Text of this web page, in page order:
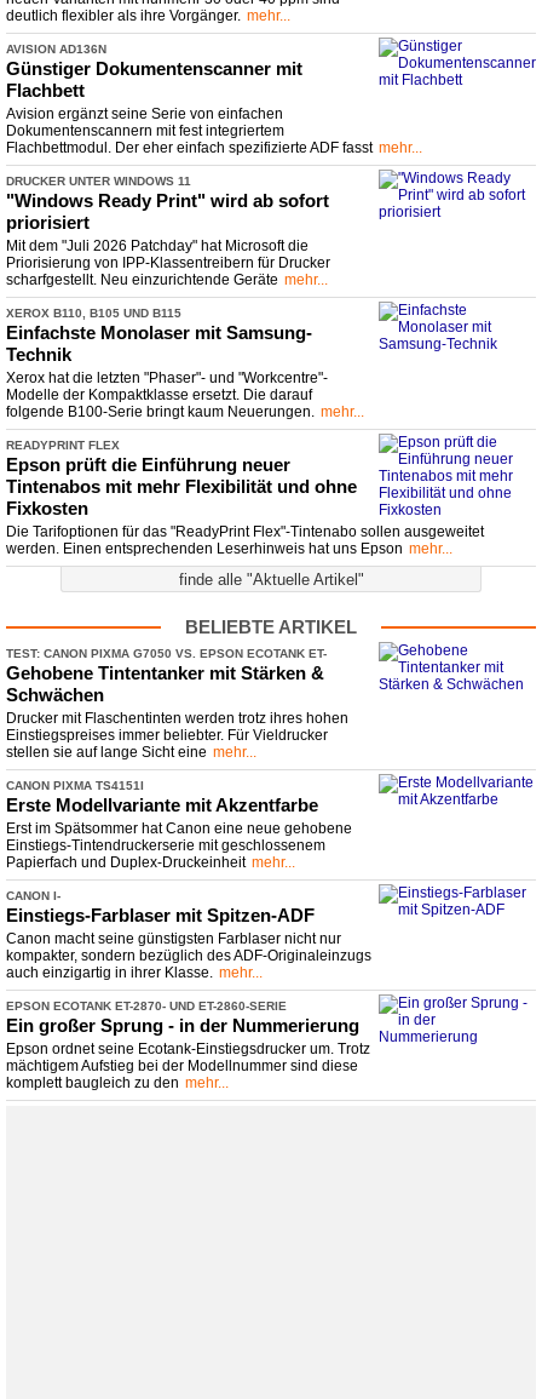
deutlich flexibler als ihre Vorgänger. mehr...
AVISION AD136N
Günstiger Dokumentenscanner mit
Flachbett
Avision ergänzt seine Serie von einfachen
Dokumentenscannern mit fest integriertem
Flachbettmodul. Der eher einfach spezifizierte ADF fasst mehr...
DRUCKER UNTER WINDOWS 11
"Windows Ready Print" wird ab sofort
priorisiert
Mit dem "Juli 2026 Patchday" hat Microsoft die
Priorisierung von IPP-Klassentreibern für Drucker
scharfgestellt. Neu einzurichtende Geräte mehr...
XEROX B110, B105 UND B115
Einfachste Monolaser mit Samsung-
Technik
Xerox hat die letzten "Phaser"- und "Workcentre"-
Modelle der Kompaktklasse ersetzt. Die darauf
folgende B100-Serie bringt kaum Neuerungen.
mehr...
READYPRINT FLEX
Epson prüft die Einführung neuer
Tintenabos mit mehr Flexibilität und ohne
Fixkosten
Die Tarifoptionen für das "ReadyPrint Flex"-Tintenabo sollen ausgeweitet
werden. Einen entsprechenden Leserhinweis hat uns Epson mehr...
finde alle "Aktuelle Artikel"
BELIEBTE ARTIKEL
TEST: CANON PIXMA G7050 VS. EPSON ECOTANK ET-
​4850 VS. HP SMART TANK 7305
Gehobene Tintentanker mit Stärken &
Schwächen
Drucker mit Flaschentinten werden trotz ihres hohen
Einstiegspreises immer beliebter. Für Vieldrucker
stellen sie auf lange Sicht eine mehr...
CANON PIXMA TS4151I
Erste Modellvariante mit Akzentfarbe
Erst im Spätsommer hat Canon eine neue gehobene
Einstiegs-Tintendruckerserie mit geschlossenem
Papierfach und Duplex-Druckeinheit mehr...
CANON I-
​SENSYS MF667CDW, MF664CDW UND LBP647CDW & LBP646CDW
Einstiegs-​Farblaser mit Spitzen-​ADF
Canon macht seine günstigsten Farblaser nicht nur
kompakter, sondern bezüglich des ADF-Originaleinzugs
auch einzigartig in ihrer Klasse.
mehr...
EPSON ECOTANK ET-​2870- ​ UND ET-​2860-​SERIE
Ein großer Sprung - ​ in der Nummerierung
Epson ordnet seine Ecotank-Einstiegsdrucker um. Trotz
mächtigem Aufstieg bei der Modellnummer sind diese
komplett baugleich zu den mehr...